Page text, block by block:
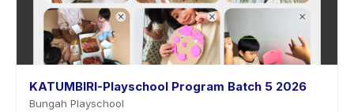
KATUMBIRI-Playschool Program Batch 5 2026
Bungah Playschool